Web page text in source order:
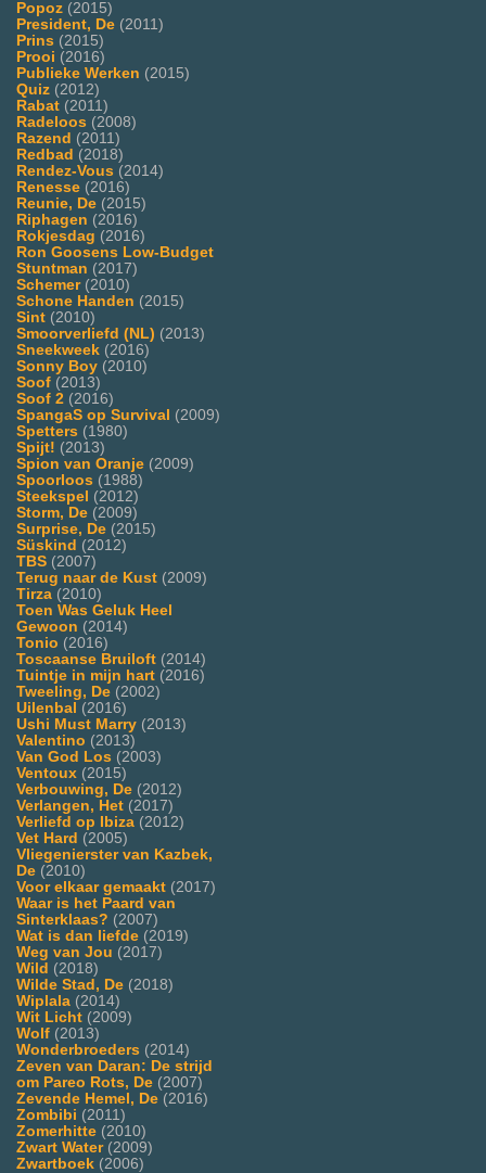
Popoz (2015)
President, De (2011)
Prins (2015)
Prooi (2016)
Publieke Werken (2015)
Quiz (2012)
Rabat (2011)
Radeloos (2008)
Razend (2011)
Redbad (2018)
Rendez-Vous (2014)
Renesse (2016)
Reunie, De (2015)
Riphagen (2016)
Rokjesdag (2016)
Ron Goosens Low-Budget
Stuntman (2017)
Schemer(2010)
Schone Handen (2015)
Sint (2010)
Smoorverliefd (NL) (2013)
Sneekweek (2016)
Sonny Boy (2010)
Soof (2013)
Soof 2 (2016)
SpangaS op Survival (2009)
Spetters (1980)
Spijt! (2013)
Spion van Oranje (2009)
Spoorloos (1988)
Steekspel (2012)
Storm, De (2009)
Surprise, De (2015)
Süskind (2012)
TBS (2007)
Terug naar de Kust (2009)
Tirza (2010)
Toen Was Geluk Heel
Gewoon (2014)
Tonio (2016)
Toscaanse Bruiloft (2014)
Tuintje in mijn hart (2016)
Tweeling, De (2002)
Uilenbal (2016)
Ushi Must Marry (2013)
Valentino (2013)
Van God Los (2003)
Ventoux (2015)
Verbouwing, De (2012)
Verlangen, Het (2017)
Verliefd op Ibiza (2012)
Vet Hard (2005)
Vliegenierster van Kazbek,
De (2010)
Voor elkaar gemaakt (2017)
Waar is het Paard van
Sinterklaas? (2007)
Wat is dan liefde (2019)
Weg van Jou (2017)
Wild (2018)
Wilde Stad, De (2018)
Wiplala (2014)
Wit Licht (2009)
Wolf (2013)
Wonderbroeders (2014)
Zeven van Daran: De strijd
om Pareo Rots, De (2007)
Zevende Hemel, De (2016)
Zombibi (2011)
Zomerhitte (2010)
Zwart Water(2009)
Zwartboek (2006)